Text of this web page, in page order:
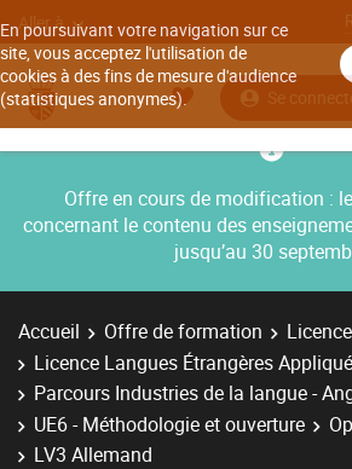
En poursuivant votre navigation sur ce
site, vous acceptez l'utilisation de
cookies à des fins de mesure d'audience
(statistiques anonymes).
Aller à
Se
Offre en cours de modification :
concernant le contenu des
jusqu’au 30
Accueil Offre de formation
Licence Langues Étrangères
Parcours Industries de la langue -
UE6 - Méthodologie et ouverture
LV3 Allemand